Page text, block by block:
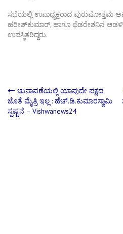
ಸಭೆಯಲ್ಲಿ ಉಪಾಧ್ಯಕ್ಷರಾದ ಪುರುಷೋತ್ತಮ
ಹರೀಶ್‍ಕುಮಾರ್, ಹಾಗೂ ಫೆಡರೇಶನಿನ
ಉಪಸ್ಥಿತರಿದ್ದರು.
Post
navigation
ಚುನಾವಣೆಯಲ್ಲಿ ಯಾವುದೇ ಪಕ್ಷದ
ಜೊತೆ ಮೈತ್ರಿ ಇಲ್ಲ : ಹೆಚ್‌.ಡಿ.ಕುಮಾರಸ್ವಾಮಿ
ಸ್ಪಷ್ಟನೆ – Vishwanews24